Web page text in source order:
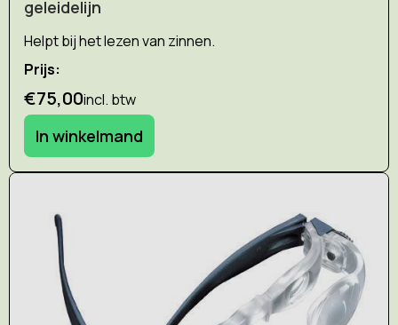
geleidelijn
Helpt bij het lezen van zinnen.
Prijs:
€75,00incl. btw
In winkelmand